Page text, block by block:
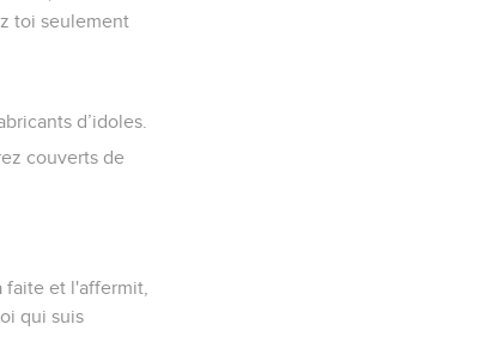
toi seulement
d’idoles.
couverts de
faite et l'affermit,
qui suis